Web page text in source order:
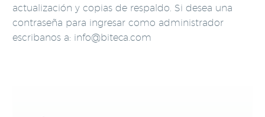
actualización y copias de respaldo. Si desea una
contraseña para ingresar como administrador
escribanos a: info@biteca.com